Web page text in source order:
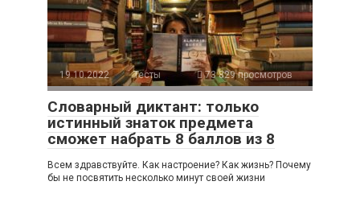
19.10.2022 Тесты 73 829 просмотров
Словарный диктант: только
истинный знаток предмета
сможет набрать 8 баллов из 8
Всем здравствуйте. Как настроение? Как жизнь? Почему
бы не посвятить несколько минут своей жизни